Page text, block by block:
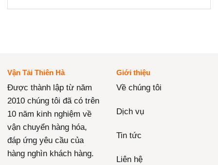
Vận Tải Thiên Hà
Được thành lập từ năm
2010 chúng tôi đã có trên
10 năm kinh nghiệm về
vận chuyển hàng hóa,
đáp ứng yêu cầu của
hàng nghìn khách hàng.
Giới thiệu
Về chúng tôi
Dịch vụ
Tin tức
Liên hệ